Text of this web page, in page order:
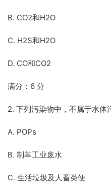
B. CO2和H2O
C. H2S和H2O
D. CO和CO2
满分：6 分
2. 下列污染物中，不属于水体
A. POPs
B. 制革工业废水
C. 生活垃圾及人畜类便